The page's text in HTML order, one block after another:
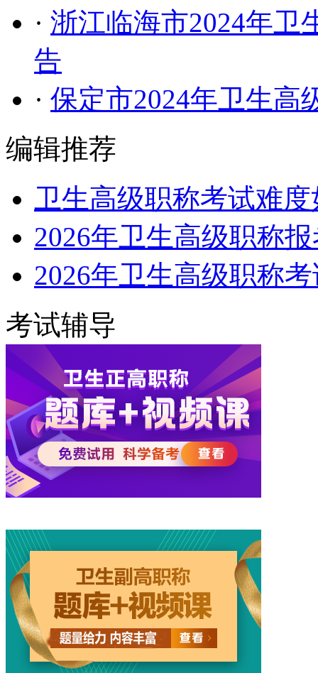
· 浙江临海市2024年卫
告
· 保定市2024年卫生高
编辑推荐
卫生高级职称考试难
2026年卫生高级职称
2026年卫生高级职称
考试辅导